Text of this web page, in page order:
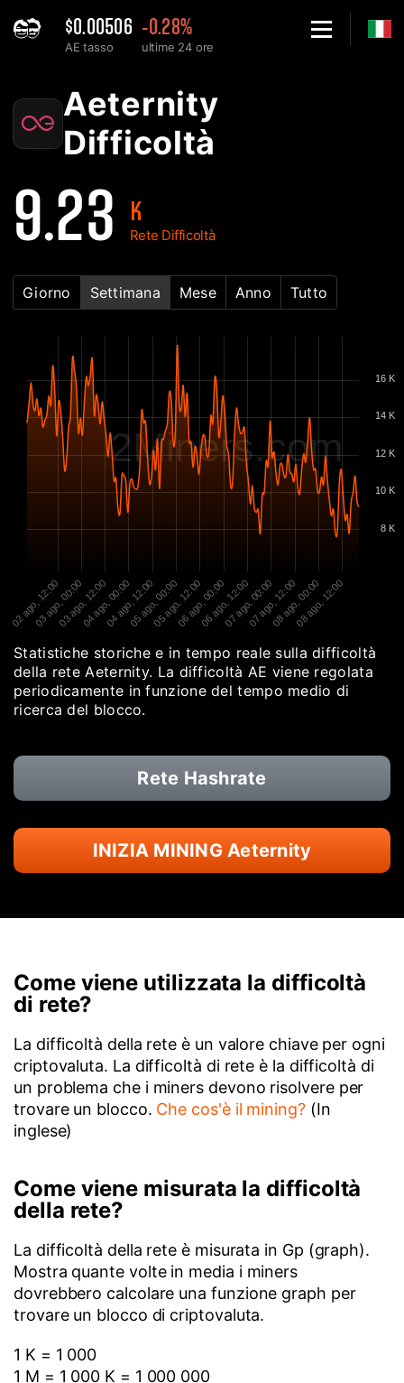
$0.00506
AE tasso
-0.28%
ultime 24 ore
Aeternity
Difficoltà
9.23 K
Rete Difficoltà
Giorno Settimana Mese Anno Tutto
2Miners.com
02 ago, 12:00
03 ago, 00:0003 ago, 12:0004 ago, 00:0004 ago, 12:0005 ago, 00:0005 ago, 12:0006 ago, 00:0006 ago, 12:0007 ago, 00:0007 ago, 12:0008 ago, 00:00
08 ago, 12:00
8 K
10 K
12 K
14 K
16 K
Statistiche storiche e in tempo reale sulla difficoltà
della rete Aeternity. La difficoltà AE viene regolata
periodicamente in funzione del tempo medio di
ricerca del blocco.
Rete Hashrate
INIZIA MINING Aeternity
Come viene utilizzata la difficoltà
di rete?
La difficoltà della rete è un valore chiave per ogni
criptovaluta. La difficoltà di rete è la difficoltà di
un problema che i miners devono risolvere per
trovare un blocco. Che cos'è il mining?(In
inglese)
Come viene misurata la difficoltà
della rete?
La difficoltà della rete è misurata in Gp (graph).
Mostra quante volte in media i miners
dovrebbero calcolare una funzione graph per
trovare un blocco di criptovaluta.
1 K = 1 000
1 M = 1 000 K = 1 000 000